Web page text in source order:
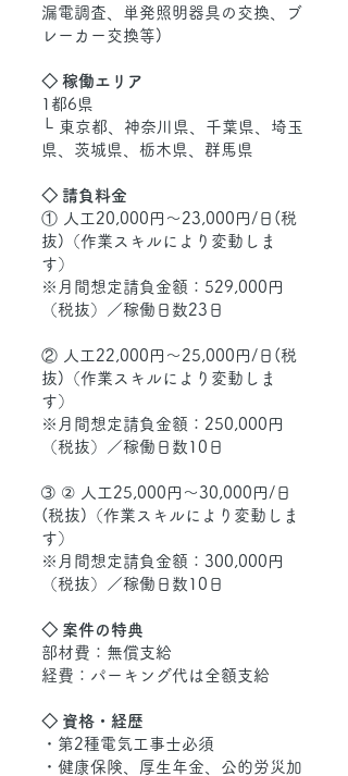
漏電調査、単発照明器具の交換、ブ
レーカー交換等)
◇ 稼働エリア
1都6県
└ 東京都、神奈川県、千葉県、埼玉
県、茨城県、栃木県、群馬県
◇ 請負料金
① 人工20,000円～23,000円/日(税
抜)（作業スキルにより変動しま
す）
※月間想定請負金額：529,000円
（税抜）／稼働日数23日
② 人工22,000円～25,000円/日(税
抜)（作業スキルにより変動しま
す）
※月間想定請負金額：250,000円
（税抜）／稼働日数10日
➂ ② 人工25,000円～30,000円/日
(税抜)（作業スキルにより変動しま
す）
※月間想定請負金額：300,000円
（税抜）／稼働日数10日
◇ 案件の特典
部材費：無償支給
経費：パーキング代は全額支給
◇ 資格・経歴
・第2種電気工事士必須
・健康保険、厚生年金、公的労災加